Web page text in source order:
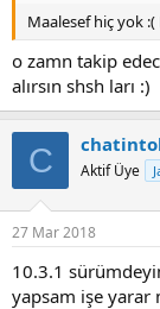
r
h
i
Maalesef hiç yok
o zamn takip
alırsın shsh ları :)
C Aktif Üye
27 Mar 2018
10.3.1
yapsam işe yarar